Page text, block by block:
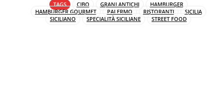
TAGS CIBO GRANI ANTICHI
HAMBURGER
HAMBURGER GOURMET
PALERMO RISTORANTI
SICILIA
SICILIANO
SPECIALITÀ SICILIANE STREET FOOD